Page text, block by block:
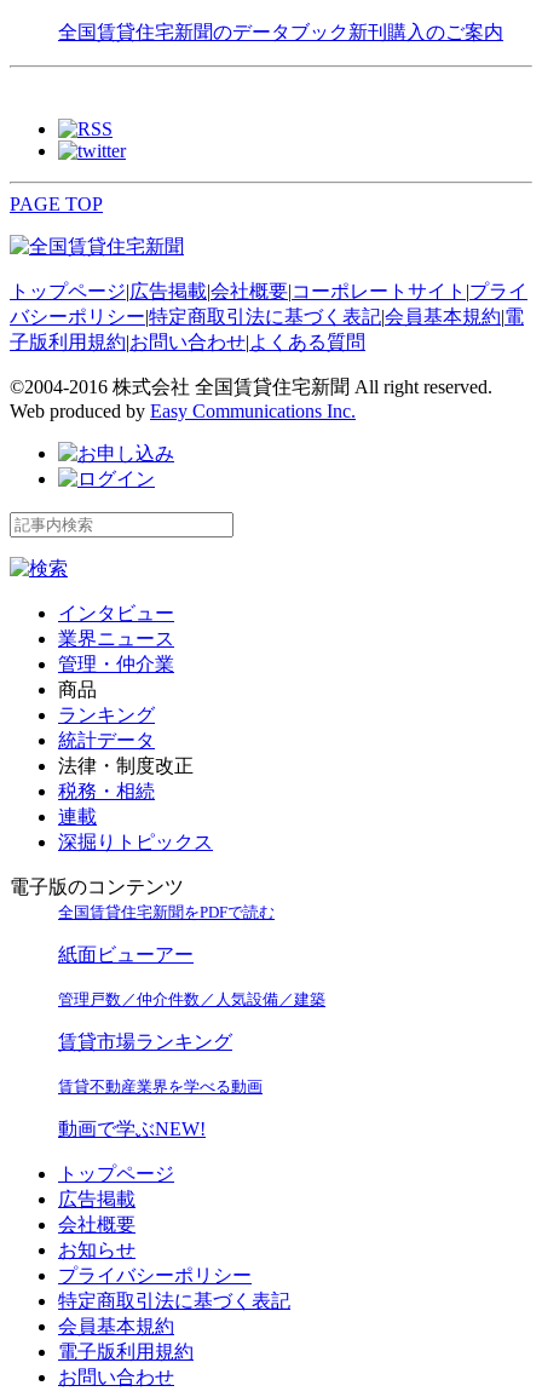
全国賃貸住宅新聞のデータブック新刊購入のご案内
PAGE TOP
トップページ|広告掲載|会社概要|コーポレートサイト |プライ
バシーポリシー|特定商取引法に基づく表記|会員基本規約|電
子版利用規約|お問い合わせ|よくある質問
©2004-2016 株式会社 全国賃貸住宅新聞 All right reserved.
Web produced by Easy Communications Inc.
インタビュー
業界ニュース
管理・仲介業
商品
ランキング
統計データ
法律・制度改正
税務・相続
連載
深掘りトピックス
電子版のコンテンツ
全国賃貸住宅新聞をPDFで読む
紙面ビューアー
管理戸数／仲介件数／人気設備／建築
賃貸市場ランキング
賃貸不動産業界を学べる動画
動画で学ぶNEW!
トップページ
広告掲載
会社概要
お知らせ
プライバシーポリシー
特定商取引法に基づく表記
会員基本規約
電子版利用規約
お問い合わせ